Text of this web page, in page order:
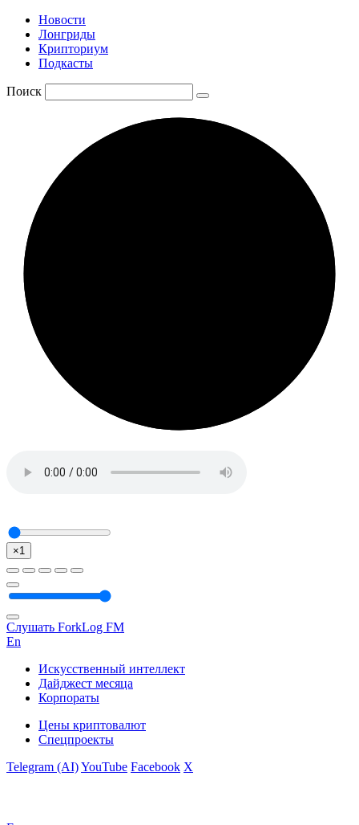
Новости
Лонгриды
Крипториум
Подкасты
Поиск
×1
Слушать ForkLog FM
En
Искусственный интеллект
Дайджест месяца
Корпораты
Цены криптовалют
Спецпроекты
Telegram (AI)YouTube Facebook X